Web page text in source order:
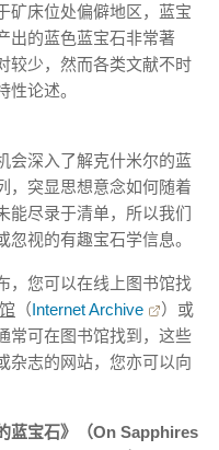
矿床位处偏僻地区，蓝宝
出的蓝色蓝宝石非常著
较少，然而各类文献不时
论述。
会深入了解克什米尔的蓝
，突显思想意念如何随着
能尽录于清单，所以我们
视的有趣宝石学信息。
，您可以在线上图书馆找
（Internet Archive
）或
常可在图书馆找到，这些
杂志的网站，您亦可以向
蓝宝石》（On Sapphires